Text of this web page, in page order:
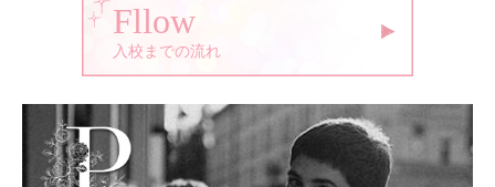
Fllow
入校までの流れ